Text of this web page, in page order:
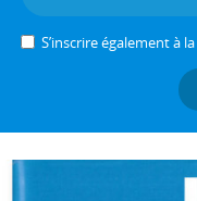
S’inscrire également à la